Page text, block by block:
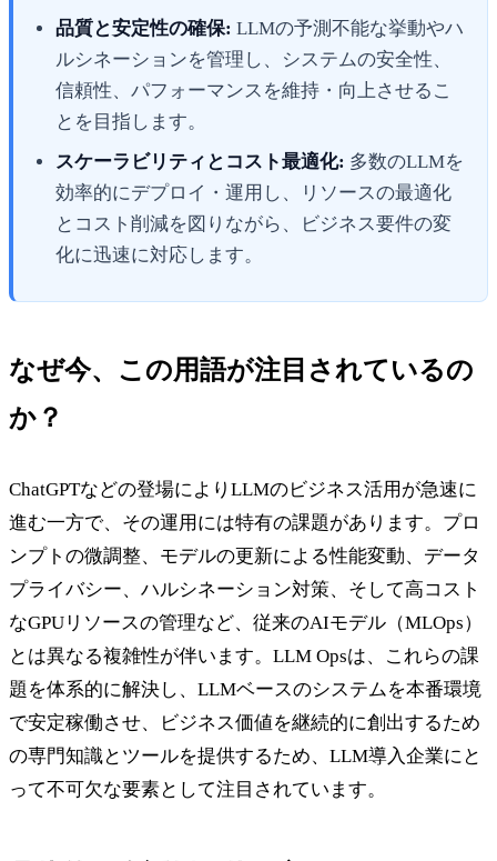
品質と安定性の確保: LLMの予測不能な挙動やハ
ルシネーションを管理し、システムの安全性、
信頼性、パフォーマンスを維持・向上させるこ
とを目指します。
スケーラビリティとコスト最適化: 多数のLLMを
効率的にデプロイ・運用し、リソースの最適化
とコスト削減を図りながら、ビジネス要件の変
化に迅速に対応します。
なぜ今、この用語が注目されているの
か？
ChatGPTなどの登場によりLLMのビジネス活用が急速に
進む一方で、その運用には特有の課題があります。プロ
ンプトの微調整、モデルの更新による性能変動、データ
プライバシー、ハルシネーション対策、そして高コスト
なGPUリソースの管理など、従来のAIモデル（MLOps）
とは異なる複雑性が伴います。LLM Opsは、これらの課
題を体系的に解決し、LLMベースのシステムを本番環境
で安定稼働させ、ビジネス価値を継続的に創出するため
の専門知識とツールを提供するため、LLM導入企業にと
って不可欠な要素として注目されています。